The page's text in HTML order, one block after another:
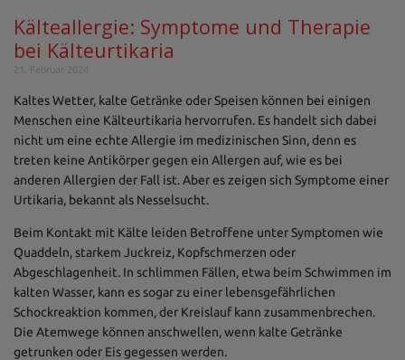
Kälteallergie: Symptome und Therapie
bei Kälteurtikaria
Kaltes Wetter, kalte Getränke oder Speisen können bei einigen
Menschen eine Kälteurtikaria hervorrufen. Es handelt sich dabei
nicht um eine echte Allergie im medizinischen Sinn, denn es
treten keine Antikörper gegen ein Allergen auf, wie es bei
anderen Allergien der Fall ist. Aber es zeigen sich Symptome einer
Urtikaria, bekannt als Nesselsucht.
Beim Kontakt mit Kälte leiden Betroffene unter Symptomen wie
Quaddeln, starkem Juckreiz, Kopfschmerzen oder
Abgeschlagenheit. In schlimmen Fällen, etwa beim Schwimmen im
kalten Wasser, kann es sogar zu einer lebensgefährlichen
Schockreaktion kommen, der Kreislauf kann zusammenbrechen.
Die Atemwege können anschwellen, wenn kalte Getränke
getrunken oder Eis gegessen werden.